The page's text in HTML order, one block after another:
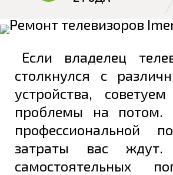
Если владелец
столкнулся с
устройства,
проблемы на потом.
профессиональной
затраты вас ждут.
самостоятельных